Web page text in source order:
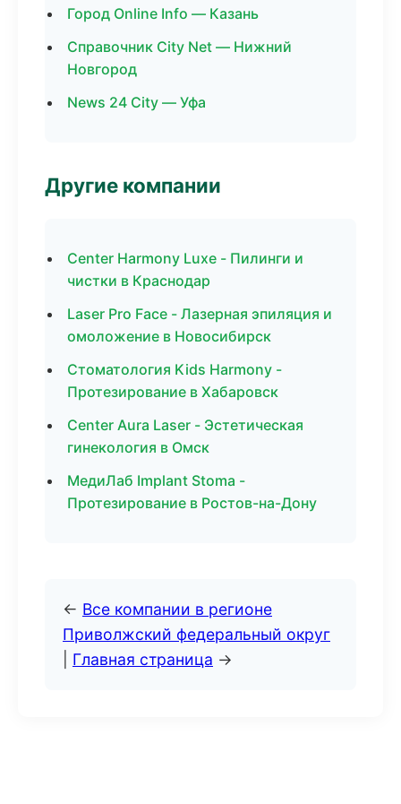
Город Online Info — Казань
Справочник City Net — Нижний
Новгород
News 24 City — Уфа
Другие компании
Center Harmony Luxe - Пилинги и
чистки в Краснодар
Laser Pro Face - Лазерная эпиляция и
омоложение в Новосибирск
Стоматология Kids Harmony -
Протезирование в Хабаровск
Center Aura Laser - Эстетическая
гинекология в Омск
МедиЛаб Implant Stoma -
Протезирование в Ростов-на-Дону
← Все компании в регионе
Приволжский федеральный округ
Главная страница →